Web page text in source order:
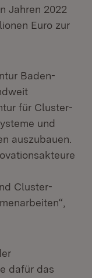
Jahren 2022
Euro zur
Baden-
für Cluster-
und
auszubauen.
Cluster-
dafür das